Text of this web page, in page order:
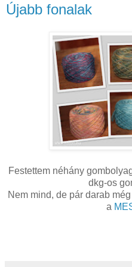
Újabb fonalak
Festettem néhány
dkg-os
Nem mind, de pár darab
a